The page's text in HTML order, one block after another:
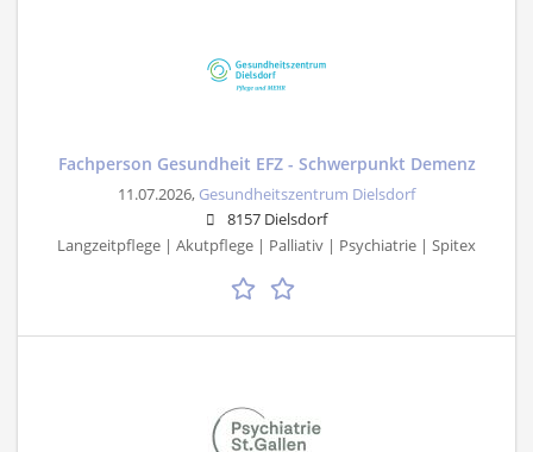
Fachperson Gesundheit EFZ - Schwerpunkt Demenz
11.07.2026, Gesundheitszentrum Dielsdorf
8157 Dielsdorf
Langzeitpflege | Akutpflege | Palliativ | Psychiatrie | Spitex